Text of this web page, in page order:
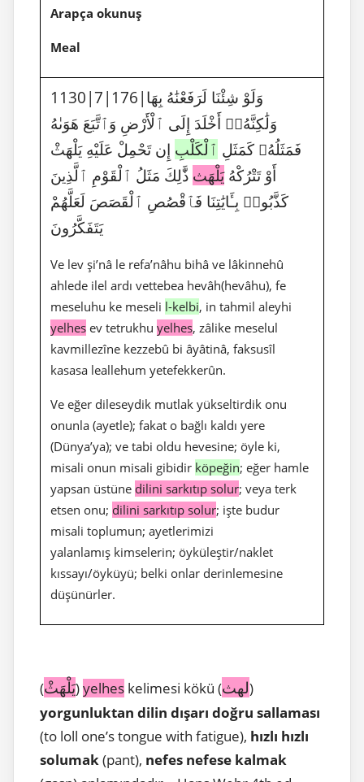
Arapça okunuş
Meal
1130|7|176|وَلَوْ شِئْنَا لَرَفَعْنَٰهُ بِهَا
وَلَٰكِنَّهُۥٓ أَخْلَدَ إِلَى ٱلْأَرْضِ وَٱتَّبَعَ هَوَىٰهُ
فَمَثَلُهُۥ كَمَثَلِ ٱلْكَلْبِ إِن تَحْمِلْ عَلَيْهِ يَلْهَثْ
أَوْ تَتْرُكْهُيَلْهَث ذَّٰلِكَ مَثَلُ ٱلْقَوْمِ ٱلَّذِينَ
كَذَّبُوا۟ بِـَٔايَٰتِنَا فَٱقْصُصِ ٱلْقَصَصَ لَعَلَّهُمْ
يَتَفَكَّرُونَ
Ve lev şi’nâ le refa’nâhu bihâ ve lâkinnehû
ahlede ilel ardı vettebea hevâh(hevâhu), fe
meseluhu ke meseli l-kelbi, in tahmil aleyhi
yelhes ev tetrukhu yelhes, zâlike meselul
kavmillezîne kezzebû bi âyâtinâ, faksusîl
kasasa leallehum yetefekkerûn.
Ve eğer dileseydik mutlak yükseltirdik onu
onunla (ayetle); fakat o bağlı kaldı yere
(Dünya’ya); ve tabi oldu hevesine; öyle ki,
misali onun misali gibidir köpeğin; eğer hamle
yapsan üstüne dilini sarkıtıp solur; veya terk
etsen onu; dilini sarkıtıp solur; işte budur
misali toplumun; ayetlerimizi
yalanlamış kimselerin; öyküleştir/naklet
kıssayı/öyküyü; belki onlar derinlemesine
düşünürler.
(يَلْهَثْ)yelhes kelimesi kökü (لهث)
yorgunluktan dilin dışarı doğru sallaması
(to loll one’s tongue with fatigue), hızlı hızlı
solumak(pant), nefes nefese kalmak